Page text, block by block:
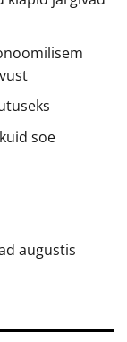
soe
augustis